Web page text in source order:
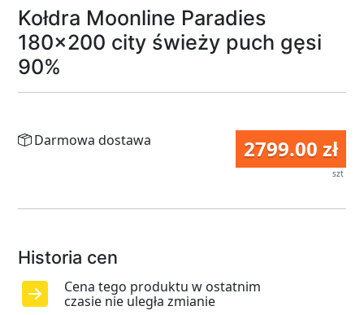
Kołdra Moonline Paradies
180x200 city świeży puch gęsi
90%
2799.00 zł
szt
Darmowa dostawa
Historia cen
Cena tego produktu w ostatnim
czasie nie uległa zmianie